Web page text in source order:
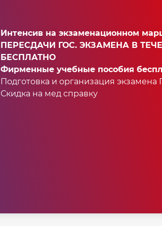
Интенсив на экзаменационном
ПЕРЕСДАЧИ ГОС. ЭКЗАМЕНА В
БЕСПЛАТНО
Фирменные учебные пособия
Подготовка и организация
Скидка на мед справку⁣⁣